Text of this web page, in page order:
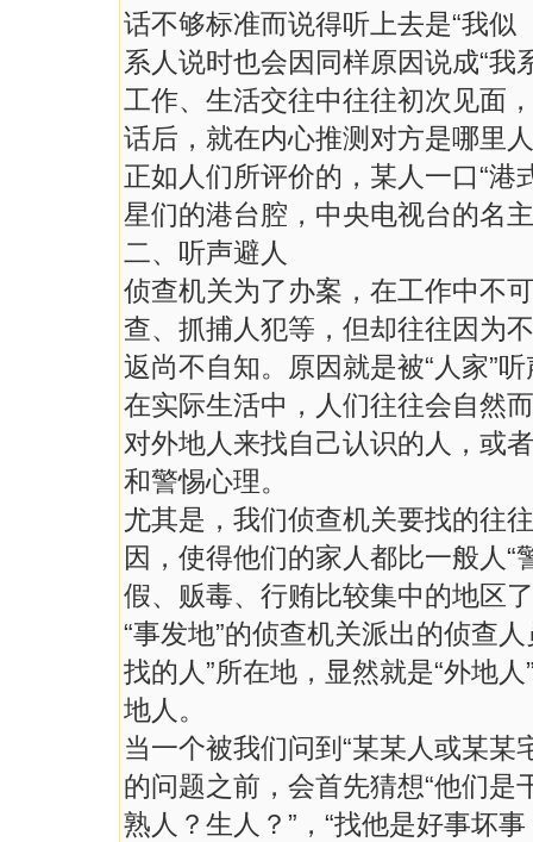
话不够标准而说得听上去是“我似
系人说时也会因同样原因说成“
工作、生活交往中往往初次见面
话后，就在内心推测对方是哪里
正如人们所评价的，某人一口“港
星们的港台腔，中央电视台的名
二、听声避人
侦查机关为了办案，在工作中不
查、抓捕人犯等，但却往往因为
返尚不自知。原因就是被“人家”
在实际生活中，人们往往会自然
对外地人来找自己认识的人，或
和警惕心理。
尤其是，我们侦查机关要找的往
因，使得他们的家人都比一般人“
假、贩毒、行贿比较集中的地区
“事发地”的侦查机关派出的侦查
找的人”所在地，显然就是“外地
地人。
当一个被我们问到“某某人或某
的问题之前，会首先猜想“他们是
熟人？生人？”，“找他是好事坏